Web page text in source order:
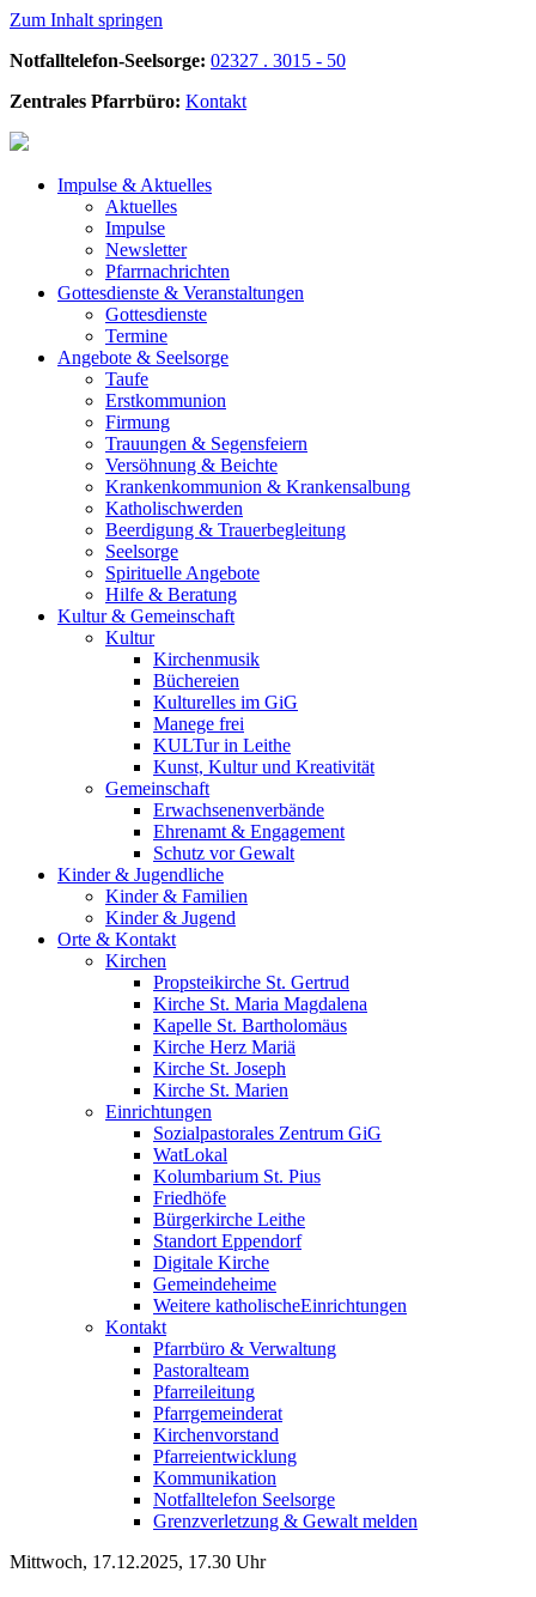
Zum Inhalt springen
Notfalltelefon-Seelsorge: 02327 . 3015 - 50
Zentrales Pfarrbüro: Kontakt
Impulse & Aktuelles
Aktuelles
Impulse
Newsletter
Pfarrnachrichten
Gottesdienste & Veranstaltungen
Gottesdienste
Termine
Angebote & Seelsorge
Taufe
Erstkommunion
Firmung
Trauungen & Segensfeiern
Versöhnung & Beichte
Krankenkommunion & Krankensalbung
Katholischwerden
Beerdigung & Trauerbegleitung
Seelsorge
Spirituelle Angebote
Hilfe & Beratung
Kultur & Gemeinschaft
Kultur
Kirchenmusik
Büchereien
Kulturelles im GiG
Manege frei
KULTur in Leithe
Kunst, Kultur und Kreativität
Gemeinschaft
Erwachsenenverbände
Ehrenamt & Engagement
Schutz vor Gewalt
Kinder & Jugendliche
Kinder & Familien
Kinder & Jugend
Orte & Kontakt
Kirchen
Propsteikirche St. Gertrud
Kirche St. Maria Magdalena
Kapelle St. Bartholomäus
Kirche Herz Mariä
Kirche St. Joseph
Kirche St. Marien
Einrichtungen
Sozialpastorales Zentrum GiG
WatLokal
Kolumbarium St. Pius
Friedhöfe
Bürgerkirche Leithe
Standort Eppendorf
Digitale Kirche
Gemeindeheime
Weitere katholische­­Einrichtungen
Kontakt
Pfarrbüro & Verwaltung
Pastoralteam
Pfarreileitung
Pfarrgemeinderat
Kirchenvorstand
Pfarreientwicklung
Kommunikation
Notfalltelefon Seelsorge
Grenzverletzung & Gewalt melden
Mittwoch, 17.12.2025, 17.30 Uhr